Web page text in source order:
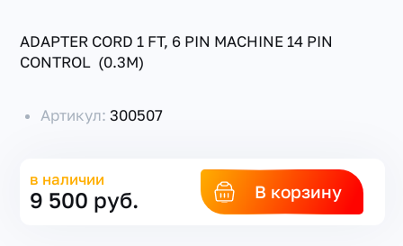
ADAPTER CORD 1 FT, 6 PIN MACHINE 14 PIN
CONTROL (0.3M)
Артикул:300507
в наличии
9 500 руб. В корзину